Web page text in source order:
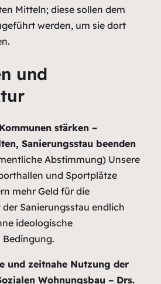
Mitteln; diese sollen dem
werden, um sie dort
und
stärken –
Sanierungsstau beenden
Abstimmung) Unsere
und Sportplätze
mehr Geld für die
Sanierungsstau endlich
ideologische
Bedingung.
und zeitnahe Nutzung der
Wohnungsbau – Drs.